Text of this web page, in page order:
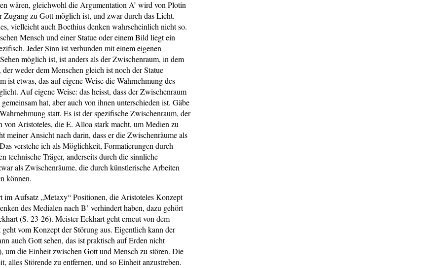
wären, gleichwohl die Argumentation A’ wird von Plotin
zu Gott möglich ist, und zwar durch das Licht.
vielleicht auch Boethius denken wahrscheinlich nicht so.
Mensch und einer Statue oder einem Bild liegt ein
Jeder Sinn ist verbunden mit einem eigenen
möglich ist, ist anders als der Zwischenraum, in dem
weder dem Menschen gleich ist noch der Statue
etwas, das auf eigene Weise die Wahrnehmung des
Auf eigene Weise: das heisst, dass der Zwischenraum
hat, aber auch von ihnen unterschieden ist. Gäbe
statt. Es ist der spezifische Zwischenraum, der
von Aristoteles, die E. Alloa stark macht, um Medien zu
meiner Ansicht nach darin, dass er die Zwischenräume als
verstehe ich als Möglichkeit, Formatierungen durch
technische Träger, anderseits durch die sinnliche
als Zwischenräume, die durch künstlerische Arbeiten
können.
Aufsatz „Metaxy“ Positionen, die Aristoteles Konzept
des Medialen nach B’ verhindert haben, dazu gehört
(S. 23-26). Meister Eckhart geht erneut von dem
vom Konzept der Störung aus. Eigentlich kann der
auch Gott sehen, das ist praktisch auf Erden nicht
um die Einheit zwischen Gott und Mensch zu stören. Die
alles Störende zu entfernen, und so Einheit anzustreben.